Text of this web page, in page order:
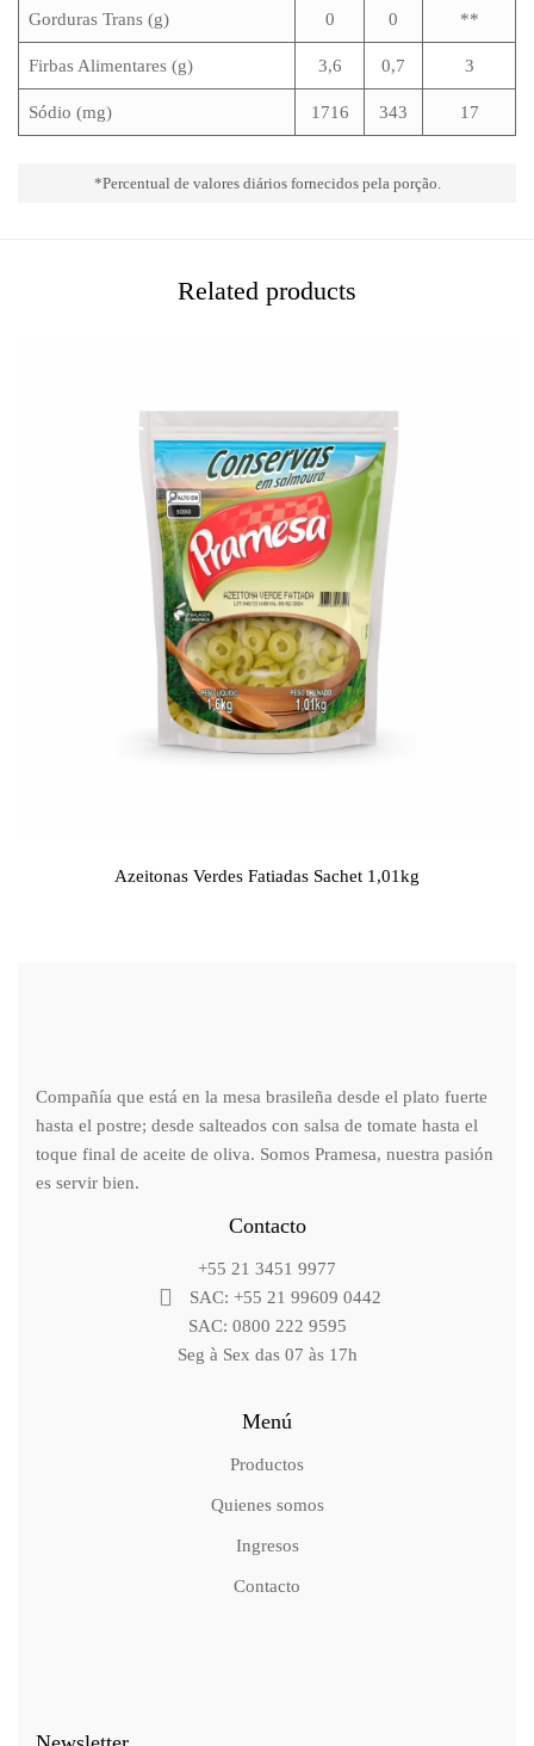
Gorduras Trans (g) 0 0 **
Firbas Alimentares (g) 3,6 0,7 3
Sódio (mg) 1716 343 17
*Percentual de valores diários fornecidos pela porção.
Related products
Azeitonas Verdes Fatiadas Sachet 1,01kg
Compañía que está en la mesa brasileña desde el plato fuerte
hasta el postre; desde salteados con salsa de tomate hasta el
toque final de aceite de oliva. Somos Pramesa, nuestra pasión
es servir bien.
Contacto
+55 21 3451 9977
SAC: +55 21 99609 0442
SAC: 0800 222 9595
Seg à Sex das 07 às 17h
Menú
Productos
Quienes somos
Ingresos
Contacto